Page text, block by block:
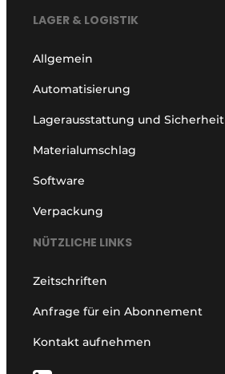
LAGER & LOGISTIK
Allgemein
Automatisierung
Lagerausstattung und Sicherheit
Materialumschlag
Software
Verpackung
NÜTZLICHE LINKS
Zeitschriften
Anfrage für ein Abonnement
Kontakt aufnehmen